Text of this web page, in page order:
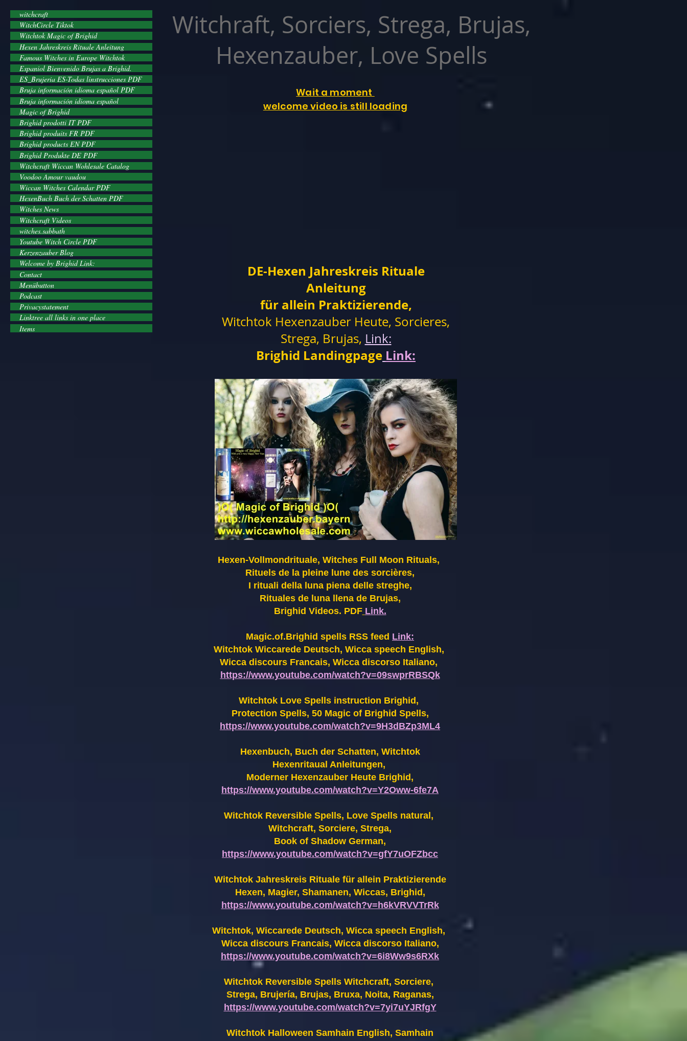
witchcraft
WitchCircle Tiktok
Witchtok Magic of Brighid
Hexen Jahreskreis Rituale Anleitung
Famous Witches in Europe Witchtok
Espaniol Bienvenido Brujas a Brighid.
ES_Brujeria ES-Todas linstrucciones PDF
Bruja información idioma español PDF
Bruja información idioma español
Magic of Brighid
Brighid prodotti IT PDF
Brighid produits FR PDF
Brighid products EN PDF
Brighid Produkte DE PDF
Witchcraft Wiccan Wohlesale Catalog
Voodoo Amour vaudou
Wiccan Witches Calendar PDF
HexenBuch Buch der Schatten PDF
Witches News
Witchcraft Videos
witches.sabbath
Youtube Witch Circle PDF
Kerzenzauber Blog
Welcome by Brighid Link:
Contact
Menübutton
Podcast
Privacystatement
Linktree all links in one place
Items
Witchraft, Sorciers, Strega, Brujas,
Hexenzauber, Love Spells
Wait a moment
welcome video is still loading
DE-Hexen Jahreskreis Rituale
Anleitung
für allein Praktizierende,
Witchtok Hexenzauber Heute, Sorcieres,
Strega, Brujas, Link:
Brighid Landingpage Link:
Hexen-Vollmondrituale, Witches Full Moon Rituals,
Rituels de la pleine lune des sorcières,
I rituali della luna piena delle streghe,
Rituales de luna llena de Brujas,
Brighid Videos. PDF Link.
Magic.of.Brighid spells RSS feed Link:
Witchtok Wiccarede Deutsch, Wicca speech English,
Wicca discours Francais, Wicca discorso Italiano,
https://www.youtube.com/watch?v=09swprRBSQk
Witchtok Love Spells instruction Brighid,
Protection Spells, 50 Magic of Brighid Spells,
https://www.youtube.com/watch?v=9H3dBZp3ML4
Hexenbuch, Buch der Schatten, Witchtok
Hexenritaual Anleitungen,
Moderner Hexenzauber Heute Brighid,
https://www.youtube.com/watch?v=Y2Oww-6fe7A
Witchtok Reversible Spells, Love Spells natural,
Witchcraft, Sorciere, Strega,
Book of Shadow German,
https://www.youtube.com/watch?v=gfY7uOFZbcc
Witchtok Jahreskreis Rituale für allein Praktizierende
Hexen, Magier, Shamanen, Wiccas, Brighid,
https://www.youtube.com/watch?v=h6kVRVVTrRk
Witchtok, Wiccarede Deutsch, Wicca speech English,
Wicca discours Francais, Wicca discorso Italiano,
https://www.youtube.com/watch?v=6i8Ww9s6RXk
Witchtok Reversible Spells Witchcraft, Sorciere,
Strega, Brujería, Brujas, Bruxa, Noita, Raganas,
https://www.youtube.com/watch?v=7yi7uYJRfgY
Witchtok Halloween Samhain English, Samhain